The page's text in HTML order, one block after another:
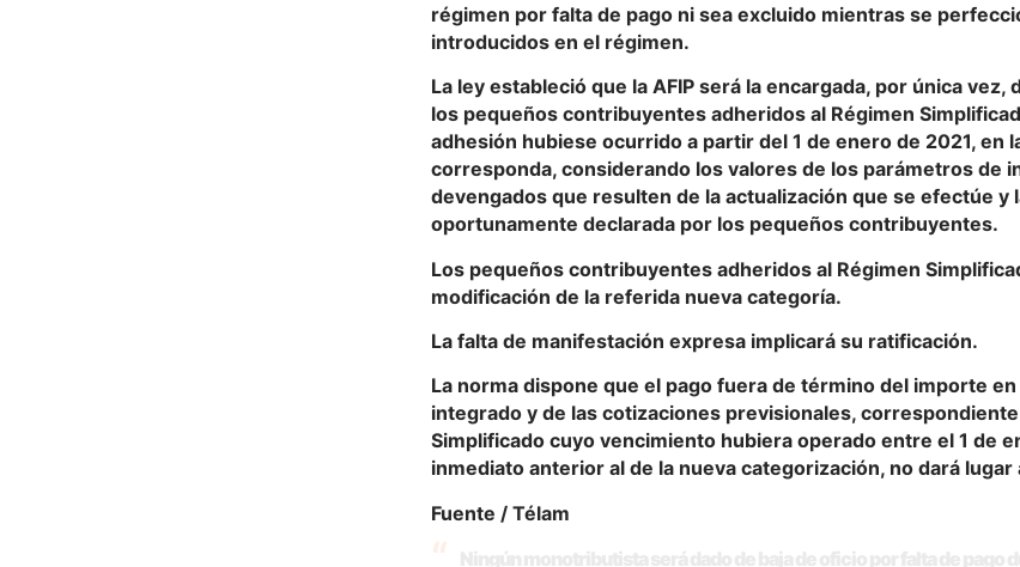
régimen por falta de pago ni sea excluido mientras se
introducidos en el régimen.
La ley estableció que la AFIP será la encargada, por única vez,
los pequeños contribuyentes adheridos al Régimen
adhesión hubiese ocurrido a partir del 1 de enero de 2021, en
corresponda, considerando los valores de los parámetros de
devengados que resulten de la actualización que se efectúe y
oportunamente declarada por los pequeños contribuyentes.
Los pequeños contribuyentes adheridos al Régimen
modificación de la referida nueva categoría.
La falta de manifestación expresa implicará su ratificación.
La norma dispone que el pago fuera de término del importe
integrado y de las cotizaciones previsionales,
Simplificado cuyo vencimiento hubiera operado entre el 1 de
inmediato anterior al de la nueva categorización, no dará
Fuente / Télam